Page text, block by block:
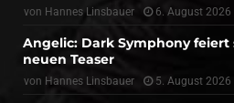
von Hannes Linsbauer 6. August 2026
Angelic: Dark Symphony
neuen Teaser
von Hannes Linsbauer 5. August 2026